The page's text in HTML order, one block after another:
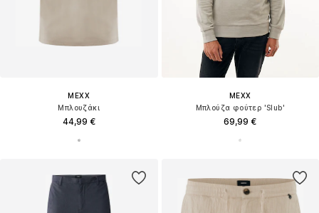
MEXX
Μπλουζάκι
44,99 €
MEXX
Μπλούζα φούτερ 'Slub'
69,99 €